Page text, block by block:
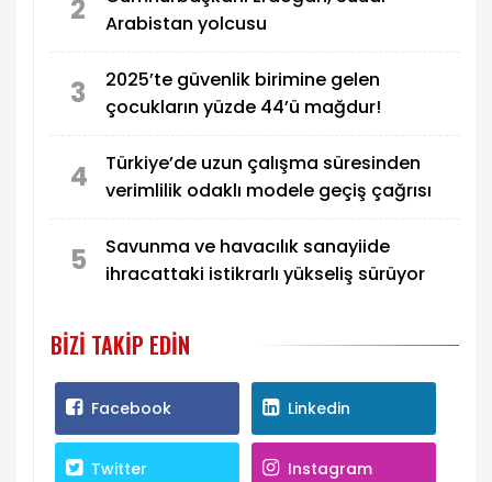
2
Arabistan yolcusu
3
2025’te güvenlik birimine gelen
çocukların yüzde 44’ü mağdur!
4
Türkiye’de uzun çalışma süresinden
verimlilik odaklı modele geçiş çağrısı
5
Savunma ve havacılık sanayiide
ihracattaki istikrarlı yükseliş sürüyor
BIZI TAKIP EDIN
Facebook Linkedin
Twitter Instagram